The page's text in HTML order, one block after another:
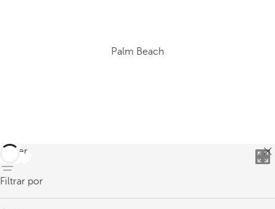
Palm Beach
volver
Filtrar por